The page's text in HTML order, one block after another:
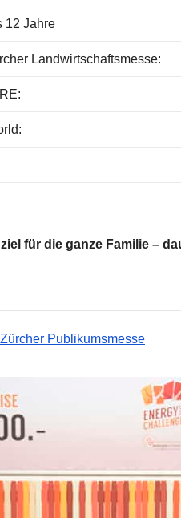
12 Jahre
Landwirtschaftsmesse:
für die ganze Familie –